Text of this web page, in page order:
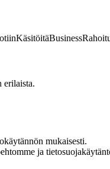
KäsitöitäBusiness
erilaista.
mukaisesti.
ja